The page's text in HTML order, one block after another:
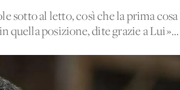
sotto al letto, così che la prima cosa
quella posizione, dite grazie a Lui»...